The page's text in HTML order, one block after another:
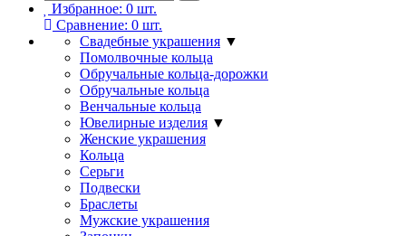
Избранное: 0 шт.
Сравнение: 0 шт.
Свадебные украшения ▼
Помолвочные кольца
Обручальные кольца-дорожки
Обручальные кольца
Венчальные кольца
Ювелирные изделия ▼
Женские украшения
Кольца
Серьги
Подвески
Браслеты
Мужские украшения